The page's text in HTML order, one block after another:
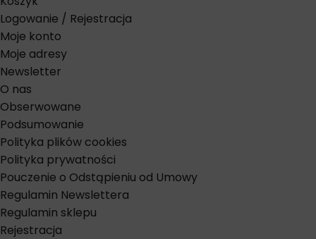
Logowanie / Rejestracja
Moje konto
Moje adresy
Newsletter
O nas
Obserwowane
Podsumowanie
Polityka plików cookies
Polityka prywatności
Pouczenie o Odstąpieniu od Umowy
Regulamin Newslettera
Regulamin sklepu
Rejestracja